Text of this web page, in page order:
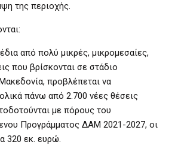
της περιοχής.
από πολύ μικρές, μικρομεσαίες,
που βρίσκονται σε στάδιο
προβλέπεται να
πάνω από 2.700 νέες θέσεις
με πόρους του
Προγράμματος ΔΑΜ 2021-2027, οι
320 εκ. ευρώ.